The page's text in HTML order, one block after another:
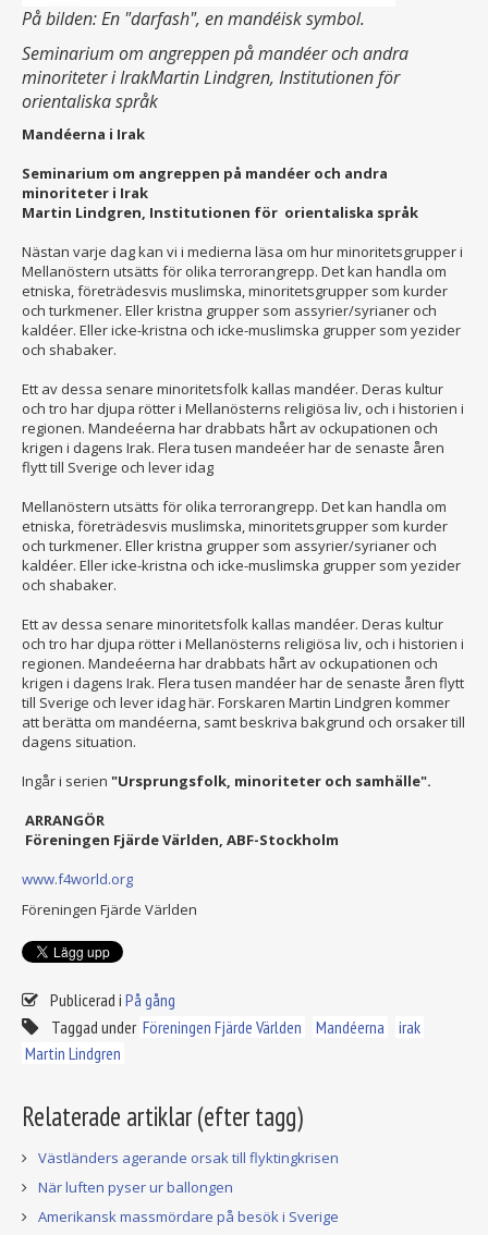
På bilden: En "darfash", en mandéisk symbol.
Seminarium om angreppen på mandéer och andra
minoriteter i IrakMartin Lindgren, Institutionen för
orientaliska språk
Mandéerna i Irak
Seminarium om angreppen på mandéer och andra
minoriteter i Irak
Martin Lindgren, Institutionen för orientaliska språk
Nästan varje dag kan vi i medierna läsa om hur minoritetsgrupper i
Mellanöstern utsätts för olika terrorangrepp. Det kan handla om
etniska, företrädesvis muslimska, minoritetsgrupper som kurder
och turkmener. Eller kristna grupper som assyrier/syrianer och
kaldéer. Eller icke-kristna och icke-muslimska grupper som yezider
och shabaker.
Ett av dessa senare minoritetsfolk kallas mandéer. Deras kultur
och tro har djupa rötter i Mellanösterns religiösa liv, och i historien i
regionen. Mandeéerna har drabbats hårt av ockupationen och
krigen i dagens Irak. Flera tusen mandeéer har de senaste åren
flytt till Sverige och lever idag
Mellanöstern utsätts för olika terrorangrepp. Det kan handla om
etniska, företrädesvis muslimska, minoritetsgrupper som kurder
och turkmener. Eller kristna grupper som assyrier/syrianer och
kaldéer. Eller icke-kristna och icke-muslimska grupper som yezider
och shabaker.
Ett av dessa senare minoritetsfolk kallas mandéer. Deras kultur
och tro har djupa rötter i Mellanösterns religiösa liv, och i historien i
regionen. Mandeéerna har drabbats hårt av ockupationen och
krigen i dagens Irak. Flera tusen mandéer har de senaste åren flytt
till Sverige och lever idag här. Forskaren Martin Lindgren kommer
att berätta om mandéerna, samt beskriva bakgrund och orsaker till
dagens situation.
Ingår i serien "Ursprungsfolk, minoriteter och samhälle".
ARRANGÖR
Föreningen Fjärde Världen, ABF-Stockholm
www.f4world.org
Föreningen Fjärde Världen
Publicerad i På gång
Taggad under Föreningen Fjärde Världen Mandéerna
irak
Martin Lindgren
Relaterade artiklar (efter tagg)
Västländers agerande orsak till flyktingkrisen
När luften pyser ur ballongen
Amerikansk massmördare på besök i Sverige